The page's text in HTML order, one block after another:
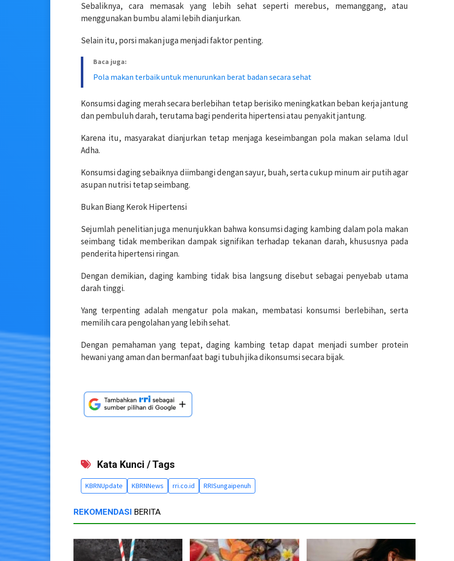
Sebaliknya, cara memasak yang lebih sehat seperti merebus, memanggang, atau
menggunakan bumbu alami lebih dianjurkan.
Selain itu, porsi makan juga menjadi faktor penting.
Baca juga:
Pola makan terbaik untuk menurunkan berat badan secara sehat
Konsumsi daging merah secara berlebihan tetap berisiko meningkatkan beban kerja jantung
dan pembuluh darah, terutama bagi penderita hipertensi atau penyakit jantung.
Karena itu, masyarakat dianjurkan tetap menjaga keseimbangan pola makan selama Idul
Adha.
Konsumsi daging sebaiknya diimbangi dengan sayur, buah, serta cukup minum air putih agar
asupan nutrisi tetap seimbang.
Bukan Biang Kerok Hipertensi
Sejumlah penelitian juga menunjukkan bahwa konsumsi daging kambing dalam pola makan
seimbang tidak memberikan dampak signifikan terhadap tekanan darah, khususnya pada
penderita hipertensi ringan.
Dengan demikian, daging kambing tidak bisa langsung disebut sebagai penyebab utama
darah tinggi.
Yang terpenting adalah mengatur pola makan, membatasi konsumsi berlebihan, serta
memilih cara pengolahan yang lebih sehat.
Dengan pemahaman yang tepat, daging kambing tetap dapat menjadi sumber protein
hewani yang aman dan bermanfaat bagi tubuh jika dikonsumsi secara bijak.
Kata Kunci / Tags
KBRNUpdate KBRNNews rri.co.id RRISungaipenuh
REKOMENDASI BERITA